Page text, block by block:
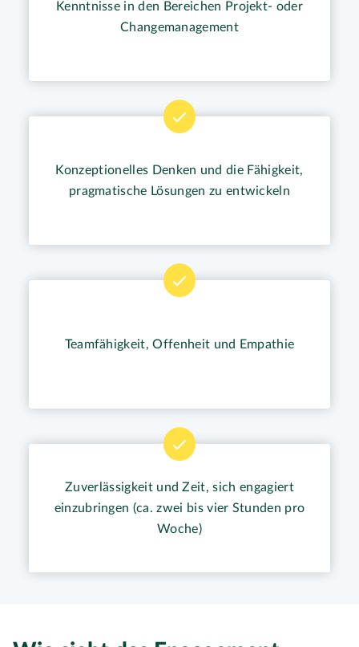
Kenntnisse in den Bereichen Projekt- oder
Changemanagement
Konzeptionelles Denken und die Fähigkeit,
pragmatische Lösungen zu entwickeln
Teamfähigkeit, Offenheit und Empathie
Zuverlässigkeit und Zeit, sich engagiert
einzubringen (ca. zwei bis vier Stunden pro
Woche)